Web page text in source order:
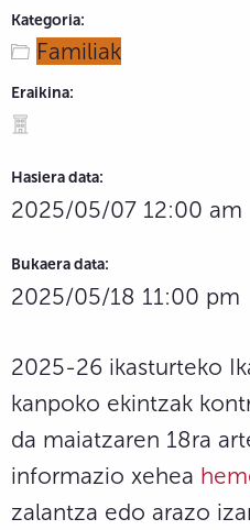
Kategoria:
Familiak
Eraikina:
Hasiera data:
2025/05/07 12:00 am
Bukaera data:
2025/05/18 11:00 pm
2025-26 ikasturteko
kanpoko ekintzak
da maiatzaren 18ra
informazio xehea
zalantza edo arazo